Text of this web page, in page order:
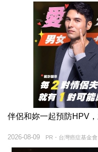
伴侶和妳一起預防HPV
PR・台灣癌症基金會
2026-08-09